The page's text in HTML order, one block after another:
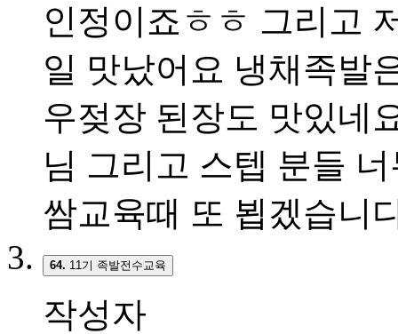
인정이죠ㅎㅎ 그리고
일 맛났어요 냉채족발
우젖장 된장도 맛있네
님 그리고 스텝 분들
쌈교육때 또 뵙겠습니
64. 11기 족발전수교육
작성자